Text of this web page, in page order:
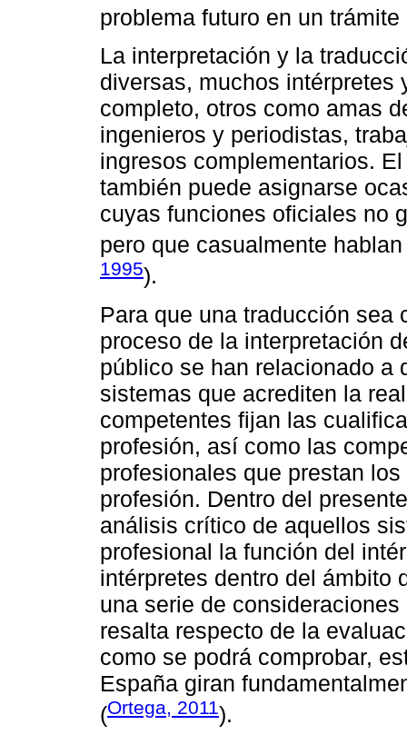
problema futuro en un
La interpretación y la
diversas, muchos intérpretes
completo, otros como amas
ingenieros y periodistas,
ingresos complementarios.
también puede asignarse
cuyas funciones oficiales no
pero que casualmente
1995).
Para que una traducción sea
proceso de la interpretación
público se han relacionado a
sistemas que acrediten la
competentes fijan las
profesión, así como las
profesionales que prestan
profesión. Dentro del
análisis crítico de aquellos
profesional la función del
intérpretes dentro del ámbito
una serie de
resalta respecto de la
como se podrá comprobar,
España giran
(Ortega, 2011).